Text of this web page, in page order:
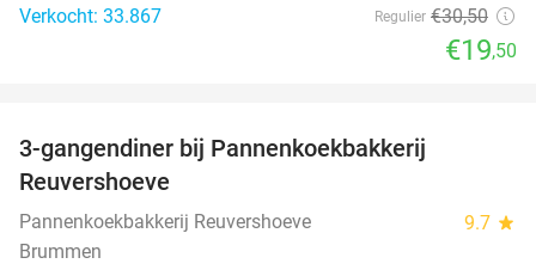
Verkocht: 33.867
Regulier €30,50
€19,50
3-gangendiner bij Pannenkoekbakkerij
Reuvershoeve
Pannenkoekbakkerij Reuvershoeve 9.7 star
Brummen